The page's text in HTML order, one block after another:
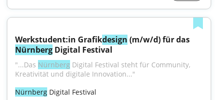
Werkstudent:in Grafikdesign
Nürnberg Digital Festival
"...Das Nürnberg Digital Festival steht für Community,
Kreativität und digitale Innovation..."
Nürnberg Digital Festival